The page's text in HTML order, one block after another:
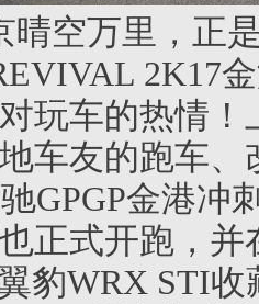
晴空万里，正
2K17
玩车的热情！
车友的跑车、
GPGP金港冲
正式开跑， 并
豹WRX STI